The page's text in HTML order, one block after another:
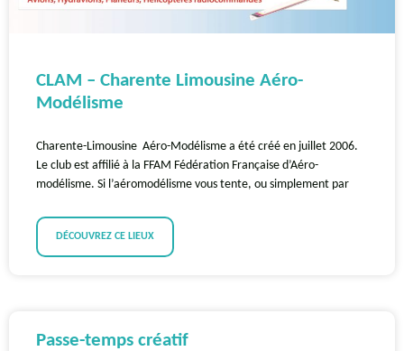
CLAM – Charente Limousine Aéro-
Modélisme
Charente-Limousine Aéro-Modélisme a été créé en juillet 2006.
Le club est affilié à la FFAM Fédération Française d’Aéro-
modélisme. Si l’aéromodélisme vous tente, ou simplement par
DÉCOUVREZ CE LIEUX
Passe-temps créatif